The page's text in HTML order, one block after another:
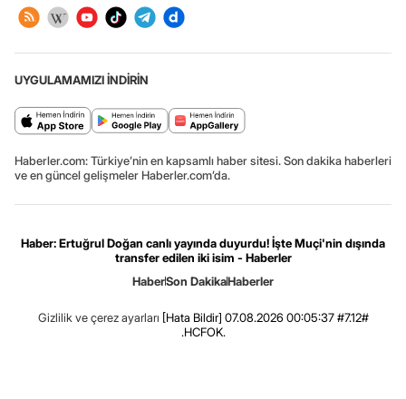
UYGULAMAMIZI İNDİRİN
Haberler.com: Türkiye’nin en kapsamlı haber sitesi. Son dakika haberleri
ve en güncel gelişmeler Haberler.com’da.
Haber: Ertuğrul Doğan canlı yayında duyurdu! İşte Muçi'nin dışında
transfer edilen iki isim - Haberler
HaberSon DakikaHaberler
Gizlilik ve çerez ayarları [Hata Bildir] 07.08.2026 00:05:37 #7.12#
.HCFOK.